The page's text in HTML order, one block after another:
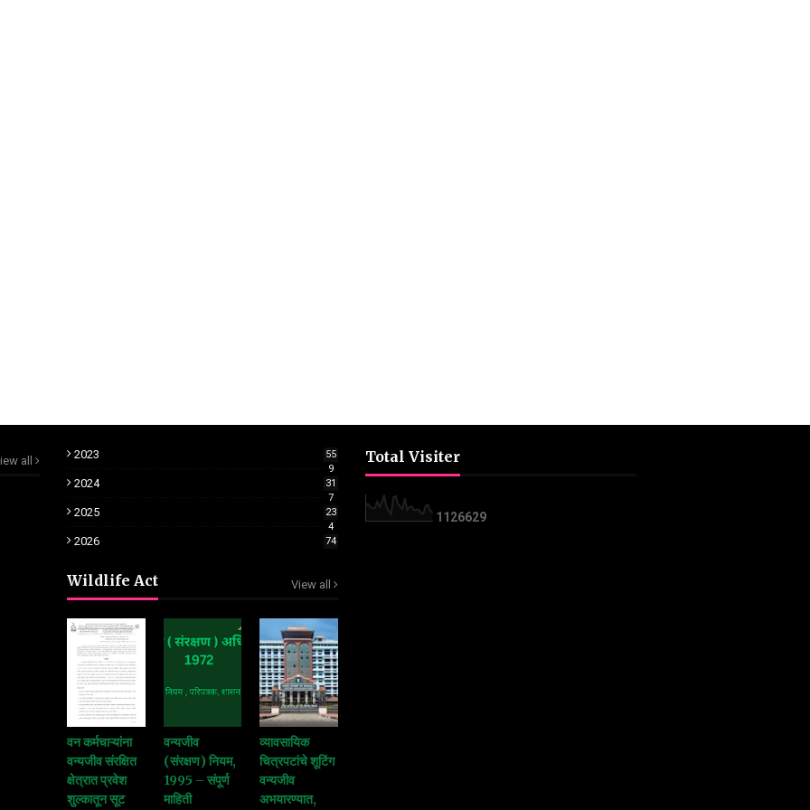
all 2023
55
9
2024
31
7
2025
23
4
2026 74
Wildlife Act View all
वन कर्मचाऱ्यांना
वन्यजीव संरक्षित
क्षेत्रात प्रवेश
शुल्कातून सूट
वन्यजीव
(संरक्षण) नियम,
1995 – संपूर्ण
माहिती
व्यावसायिक
चित्रपटांचे शूटिंग
वन्यजीव
अभयारण्यात,
Total Visiter
1 1 26629